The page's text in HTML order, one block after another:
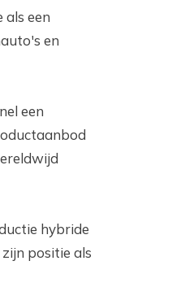
een
en
een
hybride
positie als